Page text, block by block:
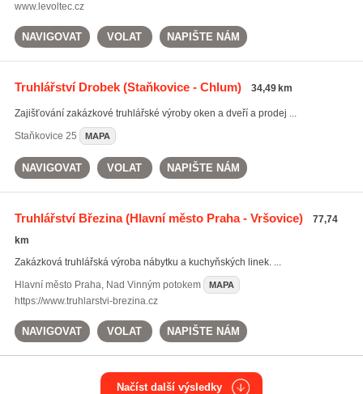
www.levoltec.cz
NAVIGOVAT VOLAT NAPIŠTE NÁM
Truhlářství Drobek(Staňkovice - Chlum) 34,49 km
Zajišťování zakázkové truhlářské výroby oken a dveří a prodej ...
Staňkovice 25 MAPA
NAVIGOVAT VOLAT NAPIŠTE NÁM
Truhlářství Březina(Hlavní město Praha - Vršovice)
77,74
km
Zakázková truhlářská výroba nábytku a kuchyňských linek. ...
Hlavní město Praha, Nad Vinným potokem MAPA
https://www.truhlarstvi-brezina.cz
NAVIGOVAT VOLAT NAPIŠTE NÁM
Načíst další výsledky